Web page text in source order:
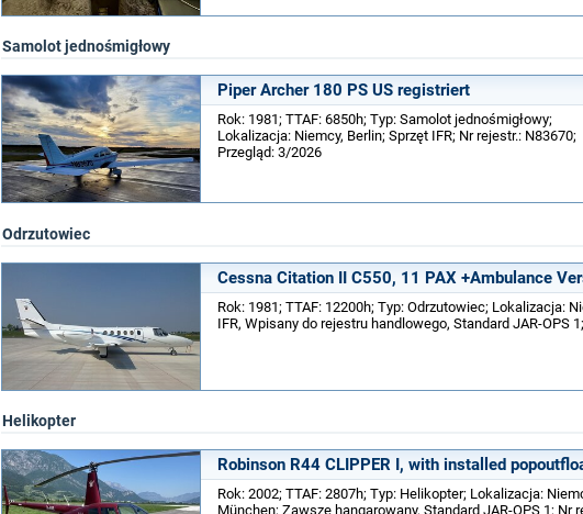
Samolot jednośmigłowy
Piper Archer 180 PS US registriert
Rok: 1981; TTAF: 6850h; Typ: Samolot jednośmigłowy;
Lokalizacja: Niemcy, Berlin; Sprzęt IFR; Nr rejestr.: N83670;
Przegląd: 3/2026
Odrzutowiec
Cessna Citation II C550, 11 PAX +Ambulance
Rok: 1981; TTAF: 12200h; Typ: Odrzutowiec; Lokalizacja:
IFR, Wpisany do rejestru handlowego, Standard JAR-OPS
Helikopter
Robinson R44 CLIPPER I, with installed
Rok: 2002; TTAF: 2807h; Typ: Helikopter; Lokalizacja:
München; Zawsze hangarowany, Standard JAR-OPS 1; Nr